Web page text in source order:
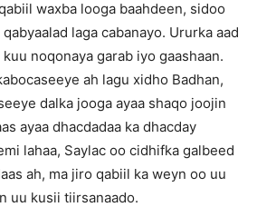
waxba looga baahdeen, sidoo
laga cabanayo. Ururka aad
noqonaya garab iyo gaashaan.
ah lagu xidho Badhan,
dalka jooga ayaa shaqo joojin
ayaa dhacdadaa ka dhacday
lahaa, Saylac oo cidhifka galbeed
ah, ma jiro qabiil ka weyn oo uu
uu kusii tiirsanaado.